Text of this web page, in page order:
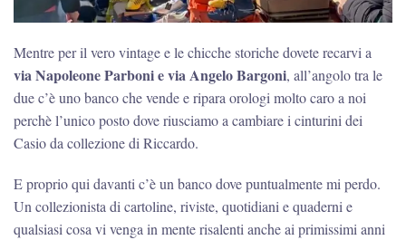
Mentre per il vero vintage e le chicche storiche dovete recarvi a
via Napoleone Parboni e via Angelo Bargoni, all’angolo tra le
due c’è uno banco che vende e ripara orologi molto caro a noi
perchè l’unico posto dove riusciamo a cambiare i cinturini dei
Casio da collezione di Riccardo.
E proprio qui davanti c’è un banco dove puntualmente mi perdo.
Un collezionista di cartoline, riviste, quotidiani e quaderni e
qualsiasi cosa vi venga in mente risalenti anche ai primissimi anni